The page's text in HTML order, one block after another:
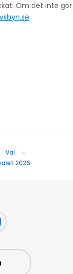
Om det inte gör
Val
2026